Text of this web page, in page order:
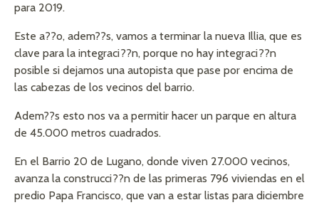
para 2019.
Este a??o, adem??s, vamos a terminar la nueva Illia, que es
clave para la integraci??n, porque no hay integraci??n
posible si dejamos una autopista que pase por encima de
las cabezas de los vecinos del barrio.
Adem??s esto nos va a permitir hacer un parque en altura
de 45.000 metros cuadrados.
En el Barrio 20 de Lugano, donde viven 27.000 vecinos,
avanza la construcci??n de las primeras 796 viviendas en el
predio Papa Francisco, que van a estar listas para diciembre